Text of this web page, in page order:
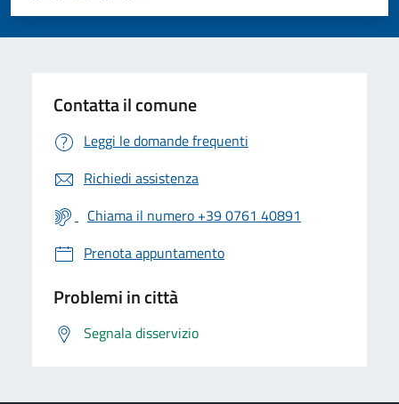
Valuta 5 stelle su 5
Valuta 4 stelle su 5
Valuta 3 stelle su 5
Valuta 2 stelle su 5
Valuta 1 stelle su 5
Contatta il comune
Leggi le domande frequenti
Richiedi assistenza
Chiama il numero +39 0761 40891
Prenota appuntamento
Problemi in città
Segnala disservizio